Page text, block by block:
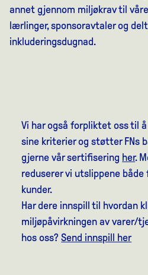
annet gjennom miljøkrav til
lærlinger, sponsoravtaler og
inkluderingsdugnad.
Vi har også forpliktet oss til
sine kriterier og støtter FNs
gjerne vår sertifisering her.
reduserer vi utslippene både
kunder.
Har dere innspill til hvordan
miljøpåvirkningen av varer/
hos oss?Send innspill her